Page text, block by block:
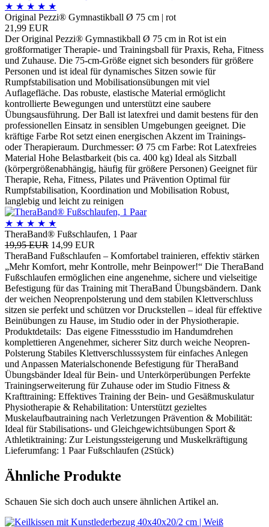
★ ★ ★ ★ ★
Original Pezzi® Gymnastikball Ø 75 cm | rot
21,99 EUR
Der Original Pezzi® Gymnastikball Ø 75 cm in Rot ist ein
großformatiger Therapie- und Trainingsball für Praxis, Reha, Fitness
und Zuhause. Die 75-cm-Größe eignet sich besonders für größere
Personen und ist ideal für dynamisches Sitzen sowie für
Rumpfstabilisation und Mobilisationsübungen mit viel
Auflagefläche. Das robuste, elastische Material ermöglicht
kontrollierte Bewegungen und unterstützt eine saubere
Übungsausführung. Der Ball ist latexfrei und damit bestens für den
professionellen Einsatz in sensiblen Umgebungen geeignet. Die
kräftige Farbe Rot setzt einen energischen Akzent im Trainings-
oder Therapieraum. Durchmesser: Ø 75 cm Farbe: Rot Latexfreies
Material Hohe Belastbarkeit (bis ca. 400 kg) Ideal als Sitzball
(körpergrößenabhängig, häufig für größere Personen) Geeignet für
Therapie, Reha, Fitness, Pilates und Prävention Optimal für
Rumpfstabilisation, Koordination und Mobilisation Robust,
langlebig und leicht zu reinigen
★ ★ ★ ★ ★
TheraBand® Fußschlaufen, 1 Paar
19,95 EUR 14,99 EUR
TheraBand Fußschlaufen – Komfortabel trainieren, effektiv stärken
„Mehr Komfort, mehr Kontrolle, mehr Beinpower!“ Die TheraBand
Fußschlaufen ermöglichen eine angenehme, sichere und vielseitige
Befestigung für das Training mit TheraBand Übungsbändern. Dank
der weichen Neoprenpolsterung und dem stabilen Klettverschluss
sitzen sie perfekt und schützen vor Druckstellen – ideal für effektive
Beinübungen zu Hause, im Studio oder in der Physiotherapie.
Produktdetails: Das eigene Fitnessstudio im Handumdrehen
komplettieren Angenehmer, sicherer Sitz durch weiche Neopren-
Polsterung Stabiles Klettverschlusssystem für einfaches Anlegen
und Anpassen Materialschonende Befestigung für TheraBand
Übungsbänder Ideal für Bein- und Unterkörperübungen Perfekte
Trainingserweiterung für Zuhause oder im Studio Fitness &
Krafttraining: Effektives Training der Bein- und Gesäßmuskulatur
Physiotherapie & Rehabilitation: Unterstützt gezieltes
Muskelaufbautraining nach Verletzungen Prävention & Mobilität:
Ideal für Stabilisations- und Gleichgewichtsübungen Sport &
Athletiktraining: Zur Leistungssteigerung und Muskelkräftigung
Lieferumfang: 1 Paar Fußschlaufen (2Stück)
Ähnliche Produkte
Schauen Sie sich doch auch unsere ähnlichen Artikel an.